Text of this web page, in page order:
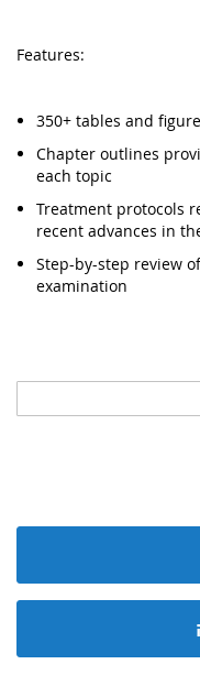
Features:
350+ tables and
Chapter outlines
each topic
Treatment protocols
recent advances in
Step-by-step review
examination